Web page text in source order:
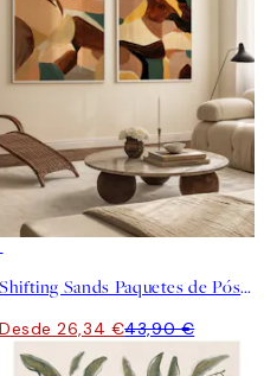
Shifting Sands Paquetes de Pósters
Desde 26,34 €43,90 €